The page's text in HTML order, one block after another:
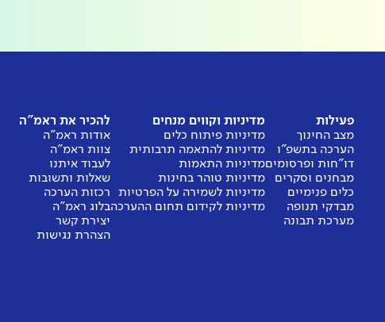
פעילות
מצב החינוך
הערכה בתשפ"ו
דו"חות ופרסומים
מבחנים וסקרים
כלים פנימיים
מבדקי תנופה
מערכת תבונה
מדיניות וקווים מנחים
מדיניות פיתוח כלים
מדיניות להתאמה תרבותית
מדיניות התאמות
מדיניות טוהר בחינות
מדיניות לשמירה על הפרטיות
מדיניות לקידום תחום ההערכה
להכיר את ראמ"ה
אודות ראמ"ה
צוות ראמ"ה
לעבוד איתנו
שאלות ותשובות
רכזות הערכה
בלוג ראמ"ה
יצירת קשר
הצהרת נגישות